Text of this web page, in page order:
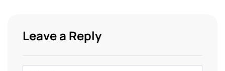
Leave a Reply